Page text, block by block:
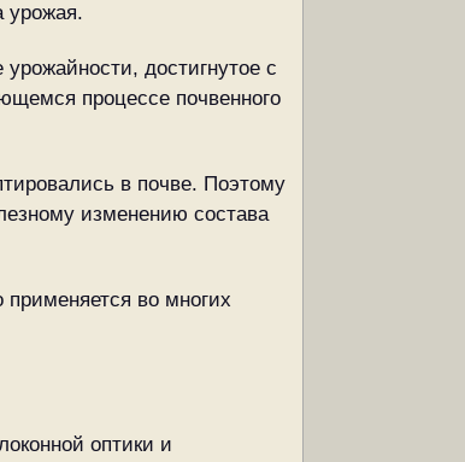
урожая.
достигнутое с
процессе почвенного
в почве. Поэтому
изменению состава
во многих
оптики и